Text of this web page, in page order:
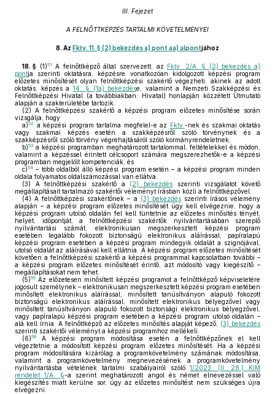
III. Fejezet
A FELNŐTTKÉPZÉS TARTALMI KÖVETELMÉNYEI
8. Az Fktv. 11. § (2) bekezdés a) pont aa) alpontjához
18. § (1)51 A felnőttképző által szervezett, az Fktv. 2/A. § (2) bekezdés a)
pontja szerinti oktatásra, képzésre vonatkozóan kidolgozott képzési program
előzetes minősítését olyan felnőttképzési szakértő végezheti, akinek az adott
oktatás, képzés a14. § (1a) bekezdése, valamint a Nemzeti Szakképzési és
Felnőttképzési Hivatal (a továbbiakban: Hivatal) honlapján közzétett Útmutató
alapján a szakterületébe tartozik.
(2) A felnőttképzési szakértő a képzési program előzetes minősítése során
vizsgálja, hogy
a)52 a képzési program tartalma megfelel-e az Fktv. -nek és szakmai oktatás
vagy szakmai képzés esetén a szakképzésről szóló törvénynek és a
szakképzésről szóló törvény végrehajtásáról szóló kormányrendeletnek,
b)53 a képzési programban meghatározott tartalommal, feltételekkel és módon,
valamint a képzéssel érintett célcsoport számára megszerezhetők-e a képzési
programban megjelölt kompetenciák, és
c)54 – több oldalból álló képzési program esetén – a képzési program minden
oldala folyamatos oldalszámozással van ellátva.
(3) A felnőttképzési szakértő a (2) bekezdés szerinti vizsgálatot követő
megállapításait tartalmazó szakértői véleményt írásban közli a felnőttképzővel.
(4) A felnőttképzési szakértőnek – a (3) bekezdésszerinti írásos vélemény
alapján – a képzési program előzetes minősítését úgy kell elvégeznie, hogy a
képzési program utolsó oldalán fel kell tüntetnie az előzetes minősítés tényét,
helyét, időpontját, a felnőttképzési szakértők nyilvántartásában szereplő
nyilvántartási számát, elektronikusan megszerkesztett képzési program
esetében legalább fokozott biztonságú elektronikus aláírással, papíralapú
képzési program esetében a képzési program mindegyik oldalát a szignójával,
utolsó oldalát az aláírásával kell ellátnia. A képzési program előzetes minősítését
követően a felnőttképzési szakértő a képzési programmal kapcsolatban további –
a képzési program előzetes minősítését érintő, azt módosító vagy kiegészítő –
megállapításokat nem tehet.
(5)55 Az előzetesen minősített képzési programot a felnőttképző képviseletére
jogosult személynek – elektronikusan megszerkesztett képzési program esetében
minősített elektronikus aláírással, minősített tanúsítványon alapuló fokozott
biztonságú elektronikus aláírással, minősített elektronikus bélyegzővel vagy
minősített tanúsítványon alapuló fokozott biztonsági elektronikus bélyegzővel,
vagy papíralapú képzési program esetében a képzési program utolsó oldalán –
alá kell írnia. A felnőttképző az előzetes minősítés alapját képező, (3) bekezdés
szerinti szakértői véleményt a képzési programhoz mellékeli.
(6)56
A képzési program módosítása esetén a felnőttképzőnek el kell
végeztetnie a módosított képzési program előzetes minősítését. Ha a képzési
program módosítására kizárólag a programkövetelmény számának módosítása,
valamint a programkövetelmény megnevezésének a programkövetelmény
nyilvántartásba vételének tartalmi szabályairól szóló1/2023. (II. 28.) KIM
rendelet 1/A. §-a szerint meghatározott angol és német elnevezéssel való
kiegészítés miatt kerülne sor, úgy az előzetes minősítést nem szükséges újra
elvégezni.